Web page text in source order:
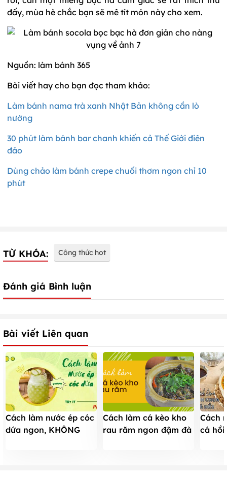
đấy, mùa hè chắc bạn sẽ mê tít món này cho xem.
Nguồn: làm bánh 365
Bài viết hay cho bạn đọc tham khảo:
Làm bánh nama trà xanh Nhật Bản không cần lò
nướng
30 phút làm bánh bar chanh khiến cả Thế Giới điên
đảo
Dùng chảo làm bánh crepe chuối thơm ngon chỉ 10
phút
TỪ KHÓA: Công thức hot
Đánh giá Bình luận
Bài viết Liên quan
Cách làm nước ép cóc
dứa ngon, KHÔNG
Cách làm cá kèo kho
rau răm ngon đậm đà
Cách
cá hồi